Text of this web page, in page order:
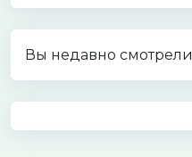
Вы недавно смотрели